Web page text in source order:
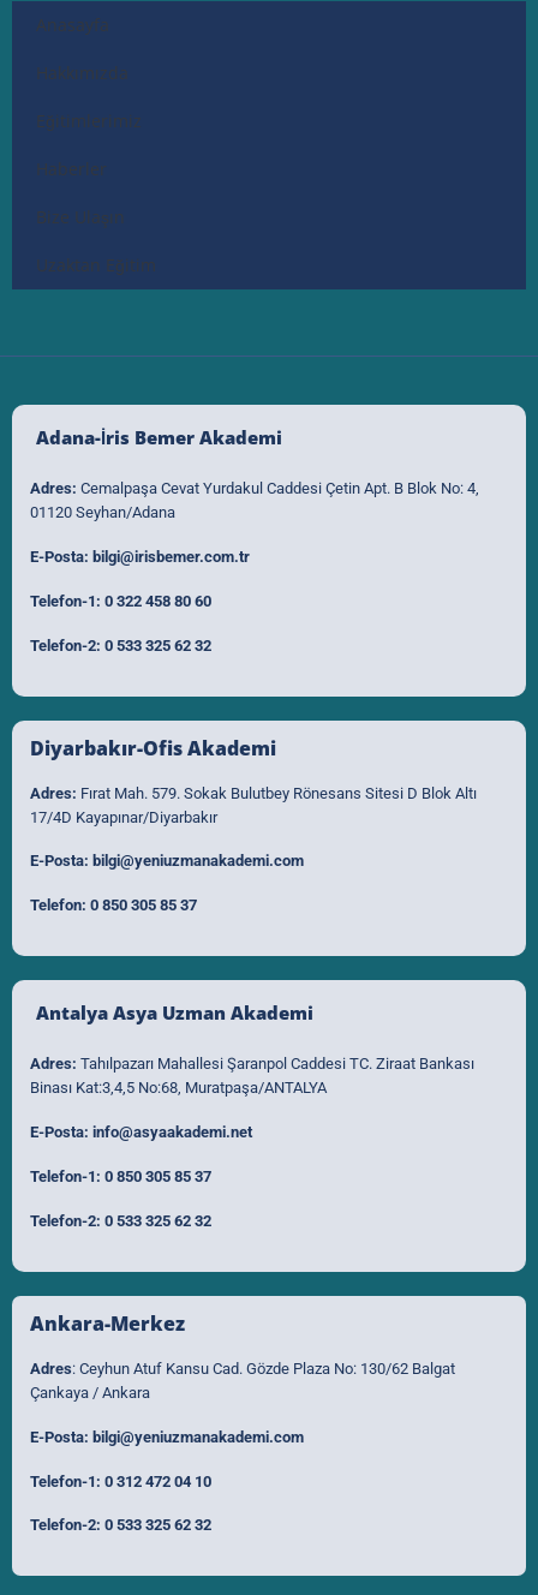
Anasayfa
Hakkımızda
Eğitimlerimiz
Haberler
Bize Ulaşın
Uzaktan Eğitim
Adana-İris Bemer Akademi
Adres: Cemalpaşa Cevat Yurdakul Caddesi Çetin Apt. B Blok No: 4,
01120 Seyhan/Adana
E-Posta: bilgi@irisbemer.com.tr
Telefon-1: 0 322 458 80 60
Telefon-2: 0 533 325 62 32
Diyarbakır-Ofis Akademi
Adres: Fırat Mah. 579. Sokak Bulutbey Rönesans Sitesi D Blok Altı
17/4D Kayapınar/Diyarbakır
E-Posta: bilgi@yeniuzmanakademi.com
Telefon: 0 850 305 85 37
Antalya Asya Uzman Akademi
Adres: Tahılpazarı Mahallesi Şaranpol Caddesi TC. Ziraat Bankası
Binası Kat:3,4,5 No:68, Muratpaşa/ANTALYA
E-Posta: info@asyaakademi.net
Telefon-1: 0 850 305 85 37
Telefon-2: 0 533 325 62 32
Ankara-Merkez
Adres: Ceyhun Atuf Kansu Cad. Gözde Plaza No: 130/62 Balgat
Çankaya / Ankara
E-Posta: bilgi@yeniuzmanakademi.com
Telefon-1: 0 312 472 04 10
Telefon-2: 0 533 325 62 32